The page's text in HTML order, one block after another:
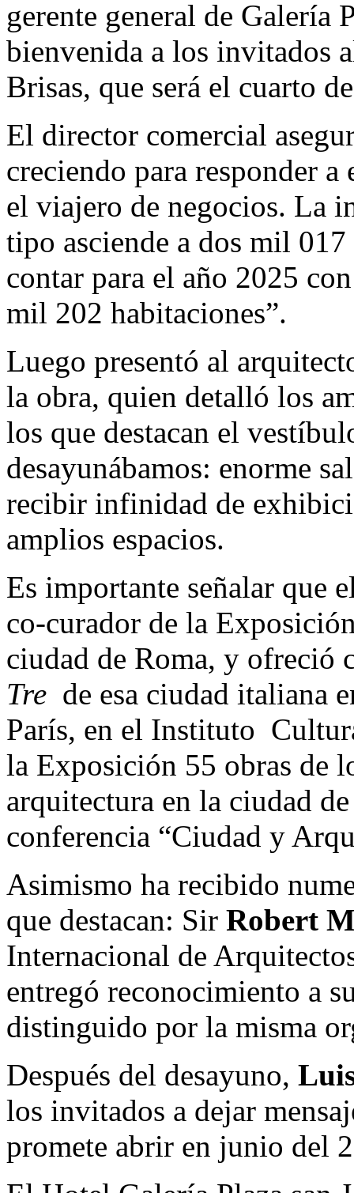
gerente general de Galería
bienvenida a los invitados
Brisas, que será el cuarto
El director comercial
creciendo para responder a
el viajero de negocios. La
tipo asciende a dos mil
contar para el año 2025
mil 202 habitaciones”.
Luego presentó al
la obra, quien detalló los
los que destacan el
desayunábamos: enorme
recibir infinidad de
amplios espacios.
Es importante señalar que
co-curador de la
ciudad de Roma, y ofreció
Tre de esa ciudad italiana
París, en el Instituto
la Exposición 55 obras de
arquitectura en la ciudad
conferencia “Ciudad y
Asimismo ha recibido
que destacan: Sir Robert
Internacional de
entregó reconocimiento a
distinguido por la misma
Después del desayuno,
los invitados a dejar
promete abrir en junio del